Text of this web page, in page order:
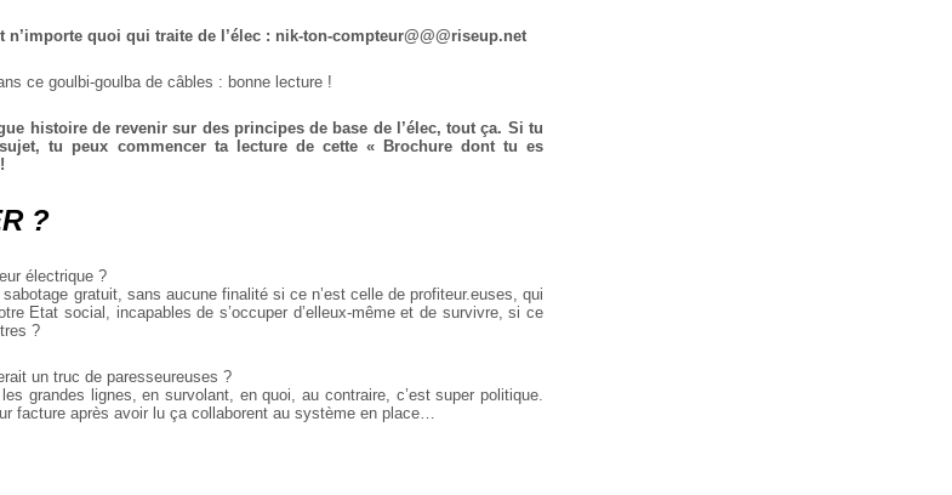
quoi qui traite de l’élec : nik-ton-compteur@@@riseup.net
ce goulbi-goulba de câbles : bonne lecture !
histoire de revenir sur des principes de base de l’élec, tout ça. Si tu
tu peux commencer ta lecture de cette « Brochure dont tu es
?
électrique ?
gratuit, sans aucune finalité si ce n’est celle de profiteur.euses, qui
Etat social, incapables de s’occuper d’elleux-même et de survivre, si ce
?
un truc de paresseureuses ?
grandes lignes, en survolant, en quoi, au contraire, c’est super politique.
facture après avoir lu ça collaborent au système en place…